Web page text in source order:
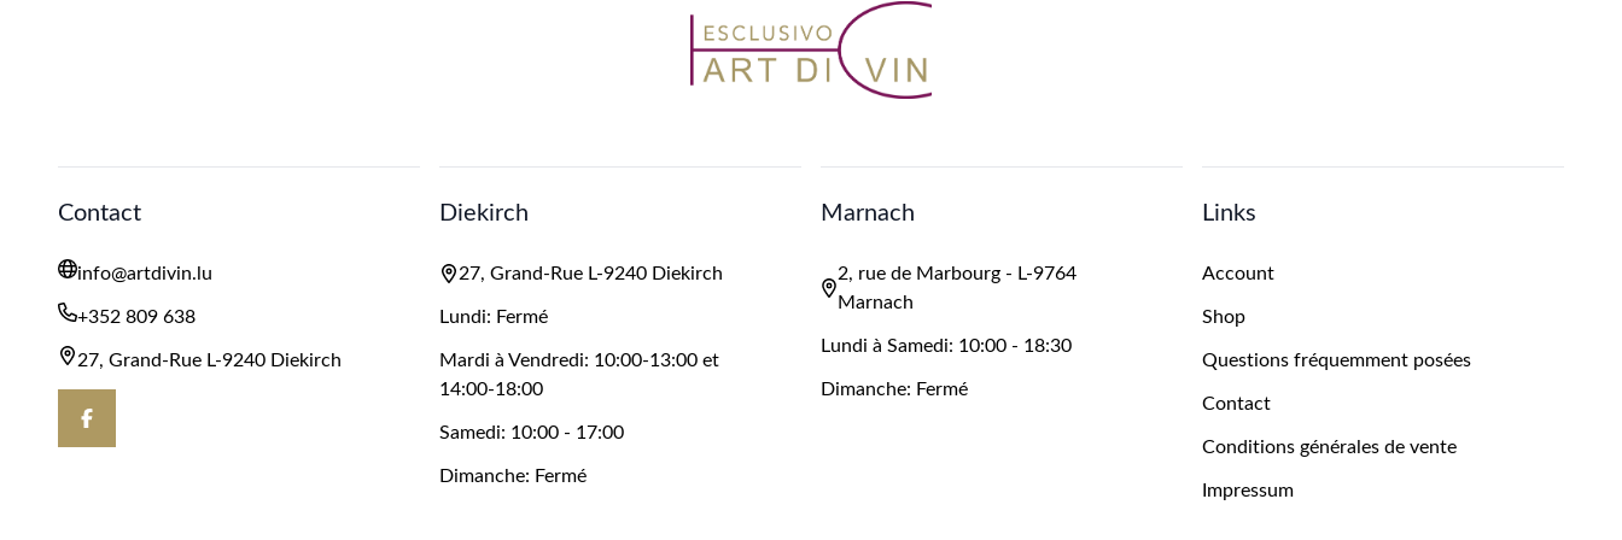
Contact
info@artdivin.lu
+352 809 638
27, Grand-Rue L-9240 Diekirch
Diekirch
27, Grand-Rue L-9240 Diekirch
Lundi: Fermé
Mardi à Vendredi: 10:00-13:00 et
14:00-18:00
Samedi: 10:00 - 17:00
Dimanche: Fermé
Marnach
2, rue de Marbourg - L-9764
Marnach
Lundi à Samedi: 10:00 - 18:30
Dimanche: Fermé
Links
Account
Shop
Questions fréquemment posées
Contact
Conditions générales de vente
Impressum